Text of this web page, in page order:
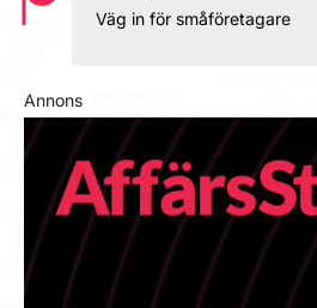
Väg in för småföretagare
Annons